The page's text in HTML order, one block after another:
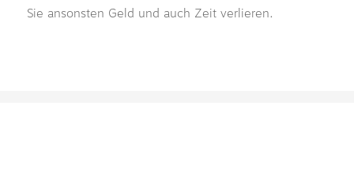
Sie ansonsten Geld und auch Zeit verlieren.